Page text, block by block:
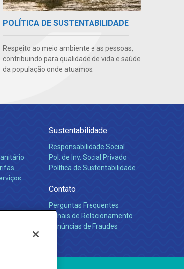
POLÍTICA DE SUSTENTABILIDADE
Respeito ao meio ambiente e as pessoas,
contribuindo para qualidade de vida e saúde
da população onde atuamos.
Sustentabilidade
Responsabilidade Social
Pol. de Inv. Social Privado
Política de Sustentabilidade
Contato
Perguntas Frequentes
Canais de Relacionamento
Denúncias de Fraudes